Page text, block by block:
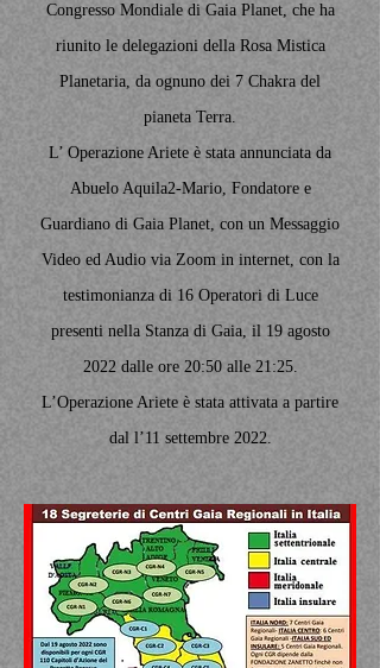
Congresso Mondiale di Gaia Planet, che ha
riunito le delegazioni della Rosa Mistica
Planetaria, da ognuno dei 7 Chakra del
pianeta Terra.
L’ Operazione Ariete è stata annunciata da
Abuelo Aquila2-Mario, Fondatore e
Guardiano di Gaia Planet, con un Messaggio
Video ed Audio via Zoom in internet, con la
testimonianza di 16 Operatori di Luce
presenti nella Stanza di Gaia, il 19 agosto
2022 dalle ore 20:50 alle 21:25.
L’Operazione Ariete è stata attivata a partire
dal l’11 settembre 2022.